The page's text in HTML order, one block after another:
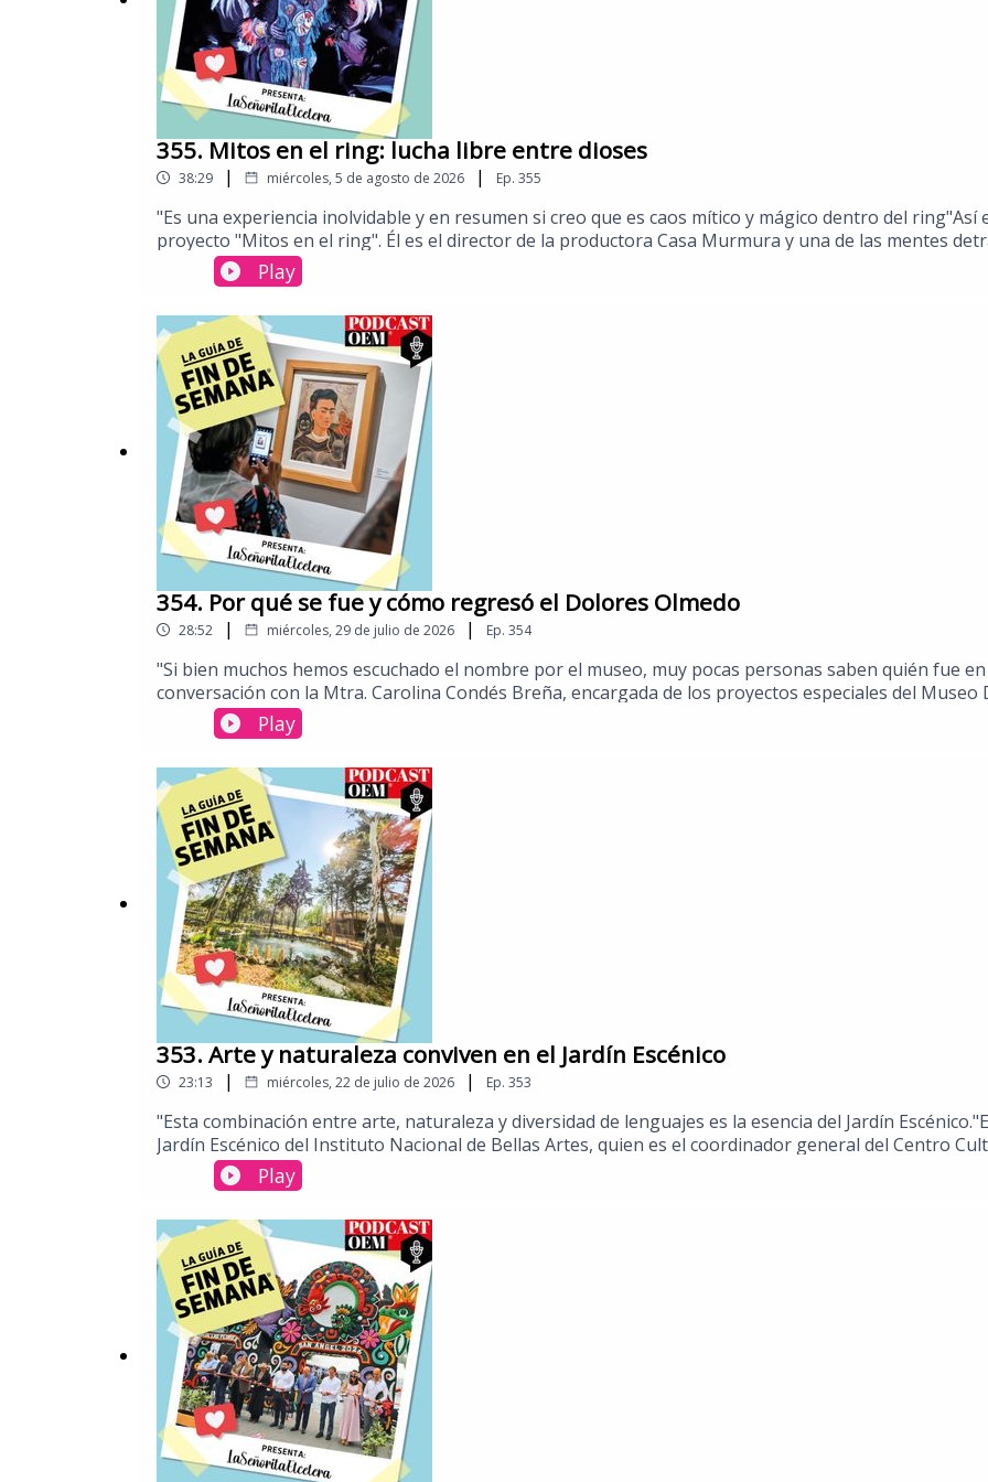
355. Mitos en el ring: ​lucha libre entre dioses
38:29 | miércoles, 5 de agosto de 2026 | Ep. 355
​"Es una experiencia inolvidable y en resumen​ si ​creo que es caos mítico y mágico dentro del ring"Así
proyecto "Mitos en el ring". Él es el director de la productora Casa Murmura y una de las mentes
con leyendas prehispánicas. En esta plática nos cuenta cómo fue la construcción de cada historia y
en una experiencia inmersiva.Quédense a ​conocer un poco más de esta propuesta que ​nos lleva a
convierten en dignas representaciones de dioses​ prehispánicos.Puedes conocer más de estas
México.
Play
354. Por qué se fue y cómo regresó el Dolores Olmedo
28:52 | miércoles, 29 de julio de 2026 | Ep. 354
"​Si bien muchos hemos escuchado el nombre por el museo, muy pocas personas saben quién fue
conversación con la Mtra. Carolina Condés Breña, encargada de los proyectos especiales del
cómo la colección del recinto es un verdadero reflejo de quién fue Lola, de su curiosidad, sensibilidad
mexicanas.Aprovechamos que reabrió el museo, luego de seis años cerrado, para invitarla a La Guía
piezas que hallaremos durante la visita, entre ellas, obras inéditas de Frida Kahlo​ y Diego Rivera.
Olmedo, un hogar que te cambia el ritmo desde tu llegada. Puedes conocer más de estas
Play
353. Arte y naturaleza conviven en el Jardín Escénico
23:13 | miércoles, 22 de julio de 2026 | Ep. 353
​"Esta combinación entre arte, naturaleza y diversidad de lenguajes es la esencia del Jardín
Jardín Escénico del Instituto Nacional de Bellas Artes, quien es el coordinador general del Centro
nos lleva a explorar lo que sucede en este sitio único en el Bosque de Chapultepec, donde las artes
dinámica propia del jardín se vuelve parte de cada función.​Este proyecto es, en definitiva, un lugar
favoritos.Puedes conocer más de estas recomendaciones con la Srita. Etcétera en El Sol de México.
Play